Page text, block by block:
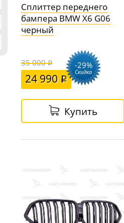
Сплиттер переднего
бампера BMW X6 G06
черный
35 000
24 990
-29%
Скидка
Купить